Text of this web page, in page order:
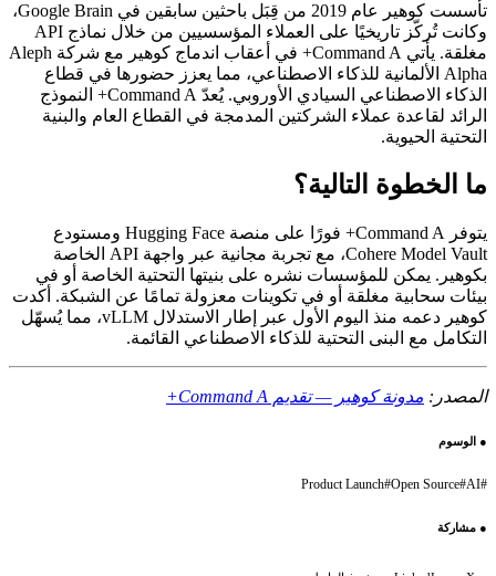
تأسست كوهير عام 2019 من قِبَل باحثين سابقين في Google Brain،
وكانت تُركّز تاريخيًا على العملاء المؤسسيين من خلال نماذج API
مغلقة. يأتي Command A+ في أعقاب اندماج كوهير مع شركة Aleph
Alpha الألمانية للذكاء الاصطناعي، مما يعزز حضورها في قطاع
الذكاء الاصطناعي السيادي الأوروبي. يُعدّ Command A+ النموذج
الرائد لقاعدة عملاء الشركتين المدمجة في القطاع العام والبنية
التحتية الحيوية.
ما الخطوة التالية؟
يتوفر Command A+ فورًا على منصة Hugging Face ومستودع
Cohere Model Vault، مع تجربة مجانية عبر واجهة API الخاصة
بكوهير. يمكن للمؤسسات نشره على بنيتها التحتية الخاصة أو في
بيئات سحابية مغلقة أو في تكوينات معزولة تمامًا عن الشبكة. أكدت
كوهير دعمه منذ اليوم الأول عبر إطار الاستدلال vLLM، مما يُسهّل
التكامل مع البنى التحتية للذكاء الاصطناعي القائمة.
المصدر: مدونة كوهير — تقديم Command A+
●الوسوم
AI
#
Open Source
#
Product Launch
●مشاركة